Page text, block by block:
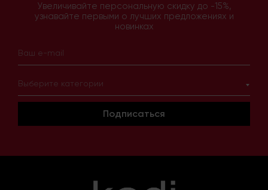
Увеличивайте персональную скидку до -15%,
узнавайте первыми о лучших предложениях и
новинках
Выберите категории
Подписаться